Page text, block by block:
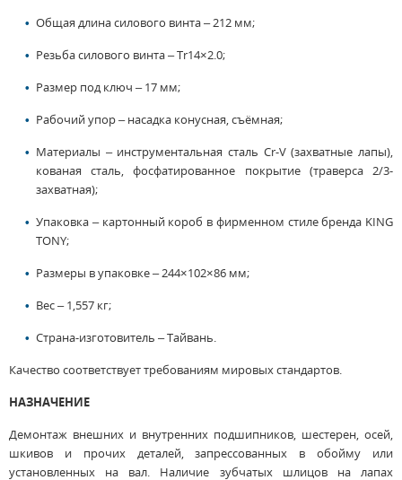
Общая длина силового винта – 212 мм;
Резьба силового винта – Tr14×2.0;
Размер под ключ – 17 мм;
Рабочий упор – насадка конусная, съёмная;
Материалы – инструментальная сталь Cr-V (захватные лапы),
кованая сталь, фосфатированное покрытие (траверса 2/3-
захватная);
Упаковка – картонный короб в фирменном стиле бренда KING
TONY;
Размеры в упаковке – 244×102×86 мм;
Вес – 1,557 кг;
Страна-изготовитель – Тайвань.
Качество соответствует требованиям мировых стандартов.
НАЗНАЧЕНИЕ
Демонтаж внешних и внутренних подшипников, шестерен, осей,
шкивов и прочих деталей, запрессованных в обойму или
установленных на вал. Наличие зубчатых шлицов на лапах